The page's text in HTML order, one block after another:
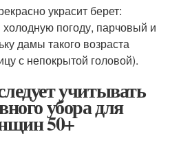
украсит берет:
погоду, парчовый и
дамы такого возраста
с непокрытой головой).
учитывать
убора для
50+